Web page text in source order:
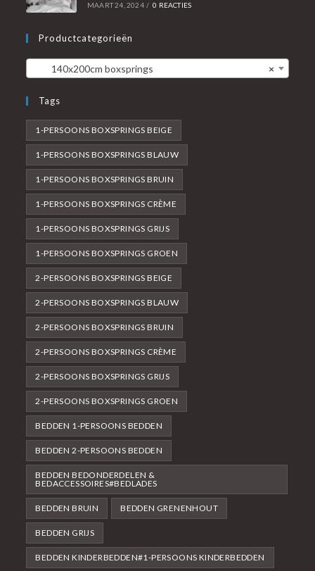
MAART 24, 2024 / 0 REACTIES
Productcategorieën
×
140x200cm boxsprings
Tags
1-PERSOONS BOXSPRINGS BEIGE
1-PERSOONS BOXSPRINGS BLAUW
1-PERSOONS BOXSPRINGS BRUIN
1-PERSOONS BOXSPRINGS CRÈME
1-PERSOONS BOXSPRINGS GRIJS
1-PERSOONS BOXSPRINGS GROEN
2-PERSOONS BOXSPRINGS BEIGE
2-PERSOONS BOXSPRINGS BLAUW
2-PERSOONS BOXSPRINGS BRUIN
2-PERSOONS BOXSPRINGS CRÈME
2-PERSOONS BOXSPRINGS GRIJS
2-PERSOONS BOXSPRINGS GROEN
BEDDEN 1-PERSOONS BEDDEN
BEDDEN 2-PERSOONS BEDDEN
BEDDEN BEDONDERDELEN &
BEDACCESSOIRES#BEDLADES
BEDDEN BRUIN BEDDEN GRENENHOUT
BEDDEN GRIJS
BEDDEN KINDERBEDDEN#1-PERSOONS KINDERBEDDEN